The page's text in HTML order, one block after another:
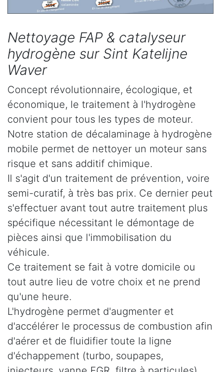
Nettoyage FAP & catalyseur
hydrogène sur Sint Katelijne
Waver
Concept révolutionnaire, écologique, et
économique, le traitement à l'hydrogène
convient pour tous les types de moteur.
Notre station de décalaminage à hydrogène
mobile permet de nettoyer un moteur sans
risque et sans additif chimique.
Il s'agit d'un traitement de prévention, voire
semi-curatif, à très bas prix. Ce dernier peut
s'effectuer avant tout autre traitement plus
spécifique nécessitant le démontage de
pièces ainsi que l'immobilisation du
véhicule.
Ce traitement se fait à votre domicile ou
tout autre lieu de votre choix et ne prend
qu'une heure.
L'hydrogène permet d'augmenter et
d'accélérer le processus de combustion afin
d'aérer et de fluidifier toute la ligne
d'échappement (turbo, soupapes,